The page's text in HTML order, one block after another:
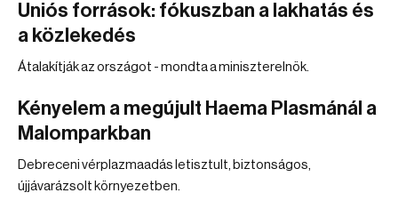
Uniós források: fókuszban a lakhatás és
a közlekedés
Átalakítják az országot - mondta a miniszterelnök.
Kényelem a megújult Haema Plasmánál a
Malomparkban
Debreceni vérplazmaadás letisztult, biztonságos,
újjávarázsolt környezetben.